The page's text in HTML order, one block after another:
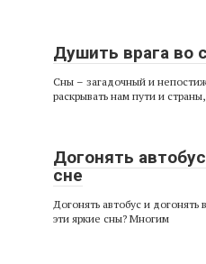
Душить врага во
Сны – загадочный и
раскрывать нам пути и
Догонять
сне
Догонять автобус и
эти яркие сны? Многим